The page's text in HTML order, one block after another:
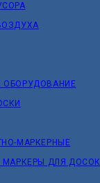
ОБОРУДОВАНИЕ
МАРКЕРНЫЕ
МАРКЕРЫ ДЛЯ ДОСОК